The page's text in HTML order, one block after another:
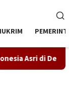
Kutapohaci